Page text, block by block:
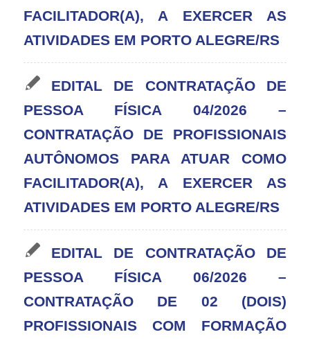
FACILITADOR(A), A EXERCER AS
ATIVIDADES EM PORTO ALEGRE/RS
EDITAL DE CONTRATAÇÃO DE
PESSOA FÍSICA 04/2026 –
CONTRATAÇÃO DE PROFISSIONAIS
AUTÔNOMOS PARA ATUAR COMO
FACILITADOR(A), A EXERCER AS
ATIVIDADES EM PORTO ALEGRE/RS
EDITAL DE CONTRATAÇÃO DE
PESSOA FÍSICA 06/2026 –
CONTRATAÇÃO DE 02 (DOIS)
PROFISSIONAIS COM FORMAÇÃO